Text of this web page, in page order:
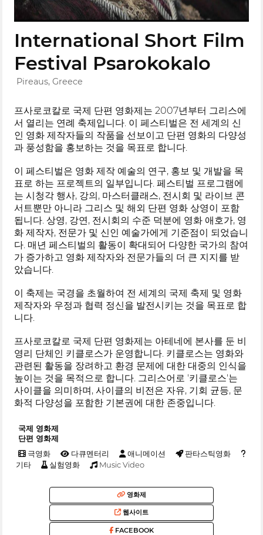
International Short Film
Festival Psarokokalo
Pireaus, Greece
프사로코칼로 국제 단편 영화제는 2007년부터 그리스에
서 열리는 연례 축제입니다. 이 페스티벌은 전 세계의 신
인 영화 제작자들의 작품을 선보이고 단편 영화의 다양성
과 풍성함을 홍보하는 것을 목표로 합니다.
이 페스티벌은 영화 제작 예술의 연구, 홍보 및 개발을 목
표로 하는 프로젝트의 일부입니다. 페스티벌 프로그램에
는 시청각 행사, 강의, 마스터클래스, 전시회 및 라이브 콘
서트뿐만 아니라 그리스 및 해외 단편 영화 상영이 포함
됩니다. 상영, 강연, 전시회의 수준 덕분에 영화 애호가, 영
화 제작자, 전문가 및 신인 예술가에게 기준점이 되었습니
다. 매년 페스티벌의 활동이 확대되어 다양한 국가의 참여
가 증가하고 영화 제작자와 전문가들의 더 큰 지지를 받
았습니다.
이 축제는 국경을 초월하여 전 세계의 국제 축제 및 영화
제작자와 우정과 협력 정신을 발전시키는 것을 목표로 합
니다.
프사로코칼로 국제 단편 영화제는 아테네에 본사를 둔 비
영리 단체인 키클로스가 운영합니다. 키클로스는 영화와
관련된 활동을 장려하고 환경 문제에 대한 대중의 인식을
높이는 것을 목적으로 합니다. 그리스어로 '키클로스'는
사이클을 의미하며, 사이클의 비전은 자유, 기회 균등, 문
화적 다양성을 포함한 기본권에 대한 존중입니다.
국제 영화제
단편 영화제
극영화 다큐멘터리 애니메이션
판타스틱영화
기타
실험영화 Music Video
영화제
웹사이트
FACEBOOK